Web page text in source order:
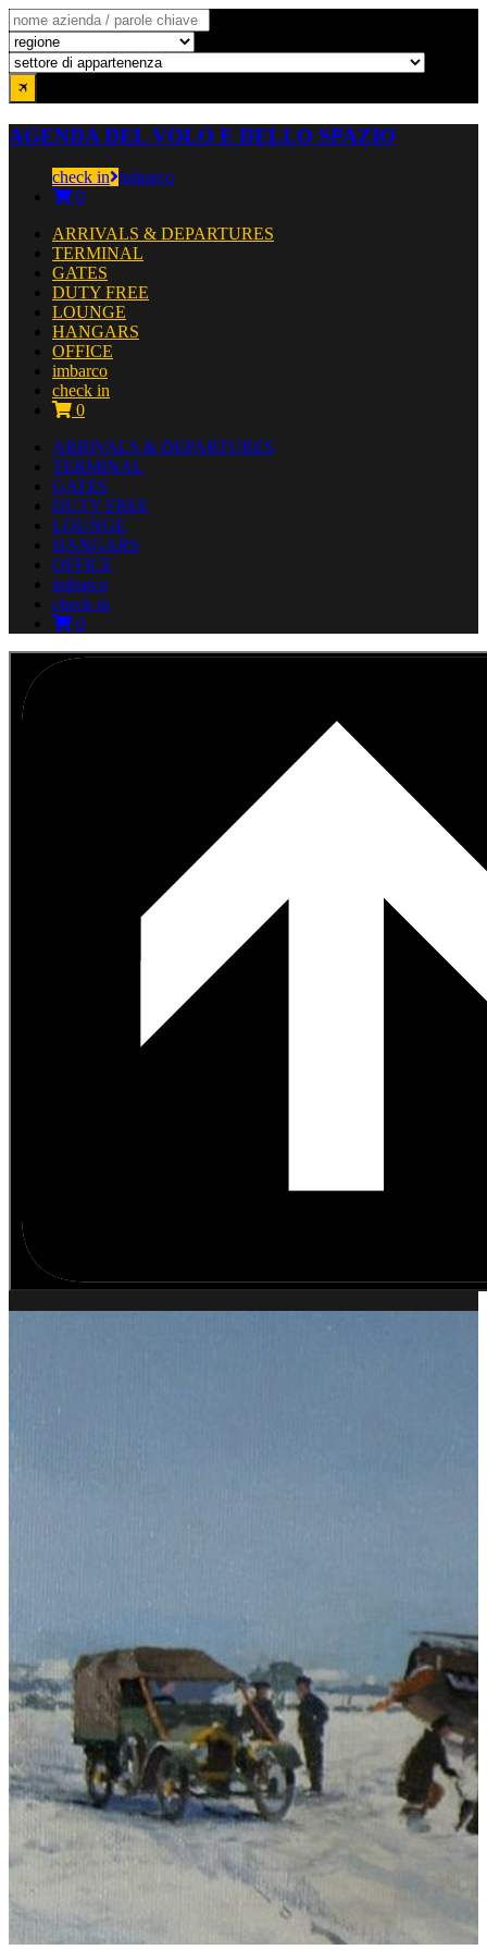
AGENDA DEL VOLO E DELLO SPAZIO
check in imbarco
0
ARRIVALS & DEPARTURES
TERMINAL
GATES
DUTY FREE
LOUNGE
HANGARS
OFFICE
imbarco
check in
0
ARRIVALS & DEPARTURES
TERMINAL
GATES
DUTY FREE
LOUNGE
HANGARS
OFFICE
imbarco
check in
0